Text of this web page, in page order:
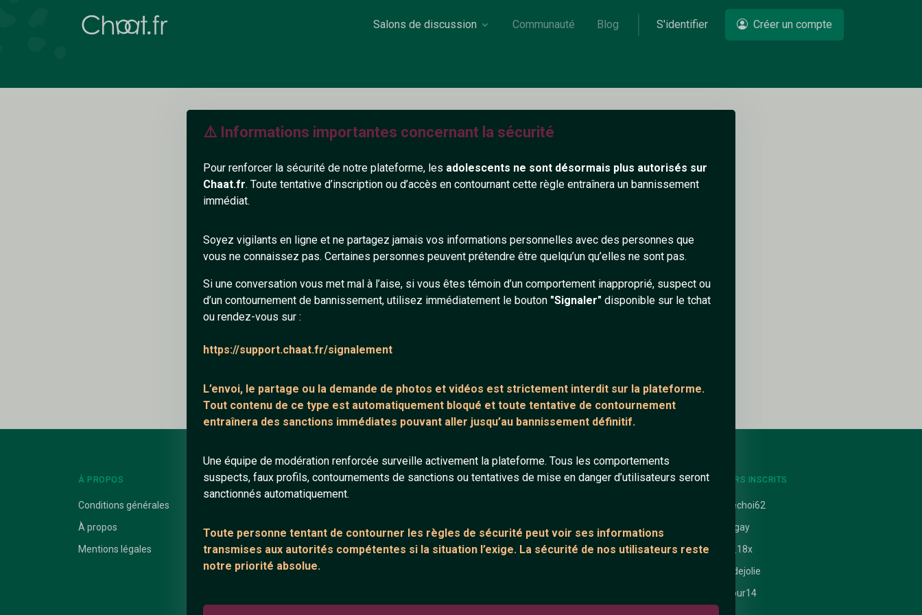
⚠️ Informations importantes concernant la sécurité
Pour renforcer la sécurité de notre plateforme, les adolescents ne sont désormais plus autorisés sur
Chaat.fr. Toute tentative d’inscription ou d’accès en contournant cette règle entraînera un bannissement
immédiat.
Soyez vigilants en ligne et ne partagez jamais vos informations personnelles avec des personnes que
vous ne connaissez pas. Certaines personnes peuvent prétendre être quelqu’un qu’elles ne sont pas.
Si une conversation vous met mal à l’aise, si vous êtes témoin d’un comportement inapproprié, suspect ou
d’un contournement de bannissement, utilisez immédiatement le bouton "Signaler" disponible sur le tchat
ou rendez-vous sur :
https://support.chaat.fr/signalement
L’envoi, le partage ou la demande de photos et vidéos est strictement interdit sur la plateforme.
Tout contenu de ce type est automatiquement bloqué et toute tentative de contournement
entraînera des sanctions immédiates pouvant aller jusqu’au bannissement définitif.
Une équipe de modération renforcée surveille activement la plateforme. Tous les comportements
suspects, faux profils, contournements de sanctions ou tentatives de mise en danger d’utilisateurs seront
sanctionnés automatiquement.
Toute personne tentant de contourner les règles de sécurité peut voir ses informations
transmises aux autorités compétentes si la situation l’exige. La sécurité de nos utilisateurs reste
notre priorité absolue.
Salons de discussion Communauté Blog S'identifier Créer un compte
Sukuna
18 ans Roi des fléaux
Ajouter un commentaire (0)
À PROPOS
Conditions générales
À propos
Mentions légales
LIENS UTILES
Salons de discussion
Communauté
ANNEXE
Support IRC
ARTICLES RÉCENTS
Chat en ligne
Témoignage de nathanaelle
DERNIERS INSCRITS
Ardechoi62
alangay
Lea_18x
Rondejolie
Amour14